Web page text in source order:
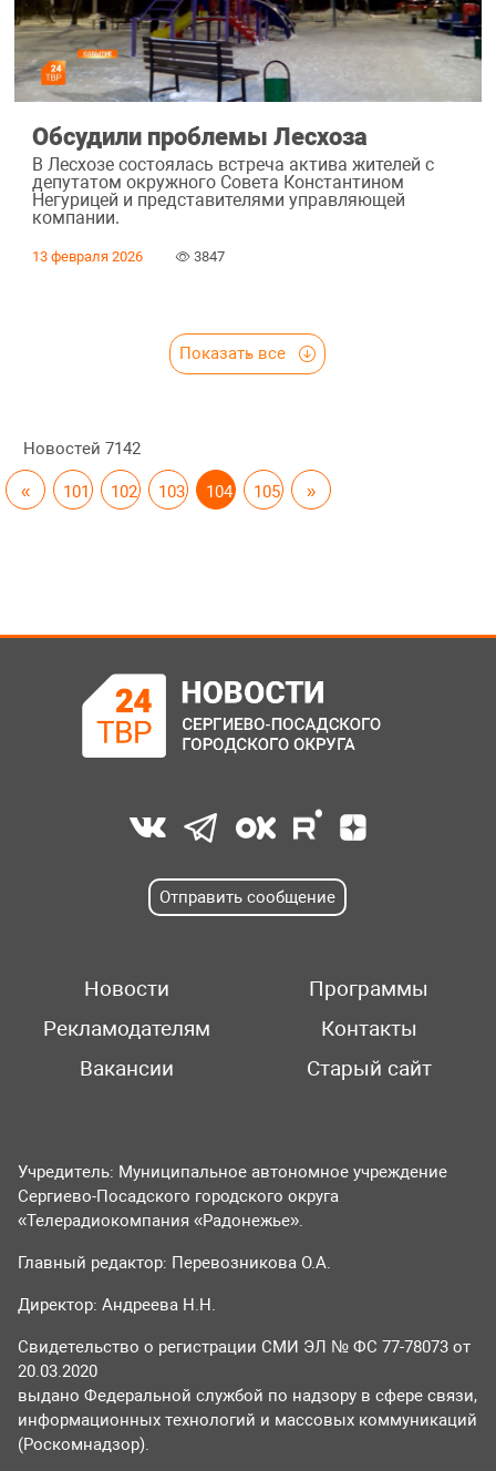
Обсудили проблемы Лесхоза
В Лесхозе состоялась встреча актива жителей с
депутатом окружного Совета Константином
Негурицей и представителями управляющей
компании.
13 февраля 2026 3847
Показать все
Новостей 7142
« 101 102 103 104 105 »
Отправить сообщение
Новости
Программы
Рекламодателям
Контакты
Вакансии
Старый сайт
Учредитель: Муниципальное автономное учреждение
Сергиево-Посадского городского округа
«Телерадиокомпания «Радонежье».
Главный редактор: Перевозникова О.А.
Директор: Андреева Н.Н.
Свидетельство о регистрации СМИ ЭЛ № ФС 77-78073 от
20.03.2020
выдано Федеральной службой по надзору в сфере связи,
информационных технологий и массовых коммуникаций
(Роскомнадзор).